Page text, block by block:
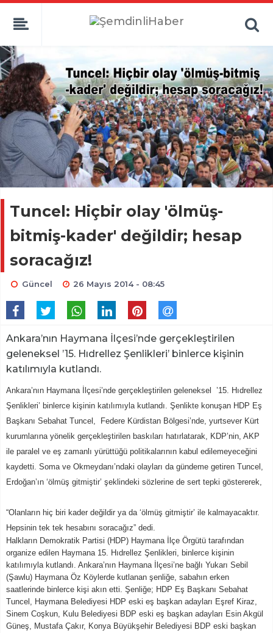
Tuncel: Hiçbir olay 'ölmüş-
bitmiş-kader' değildir; hesap
soracağız!
Güncel 26 Mayıs 2014 - 08:45
Ankara’nın Haymana İlçesi’nde gerçekleştirilen
geleneksel ’15. Hıdrellez Şenlikleri’ binlerce kişinin
katılımıyla kutlandı.
Ankara’nın Haymana İlçesi’nde gerçekleştirilen geleneksel ’15. Hıdrellez
Şenlikleri’ binlerce kişinin katılımıyla kutlandı. Şenlikte konuşan HDP Eş
Başkanı Sebahat Tuncel, Federe Kürdistan Bölgesi’nde, yurtsever Kürt
kurumlarına yönelik gerçekleştirilen baskıları hatırlatarak, KDP’nin, AKP
ile paralel ve eş zamanlı yürüttüğü politikalarının kabul edilemeyeceğini
kaydetti. Soma ve Okmeydanı’ndaki olayları da gündeme getiren Tuncel,
Erdoğan’ın ‘ölmüş gitmiştir’ şeklindeki sözlerine de sert tepki göstererek,
“Olanların hiç biri kader değildir ya da ‘ölmüş gitmiştir’ ile kalmayacaktır.
Hepsinin tek tek hesabını soracağız” dedi.
Halkların Demokratik Partisi (HDP) Haymana İlçe Örgütü tarafından
organize edilen Haymana 15. Hıdrellez Şenlikleri, binlerce kişinin
katılımıyla kutlandı. Ankara’nın Haymana İlçesi’ne bağlı Yukarı Sebil
(Şawlu) Haymana Öz Köylerde kutlanan şenliğe, sabahın erken
saatlerinde binlerce kişi akın etti. Şenliğe; HDP Eş Başkanı Sebahat
Tuncel, Haymana Belediyesi HDP eski eş başkan adayları Eşref Kiraz,
Sinem Coşkun, Kulu Belediyesi BDP eski eş başkan adayları Esin Akgül
Güneş, Mustafa Çakır, Konya Büyükşehir Belediyesi BDP eski başkan